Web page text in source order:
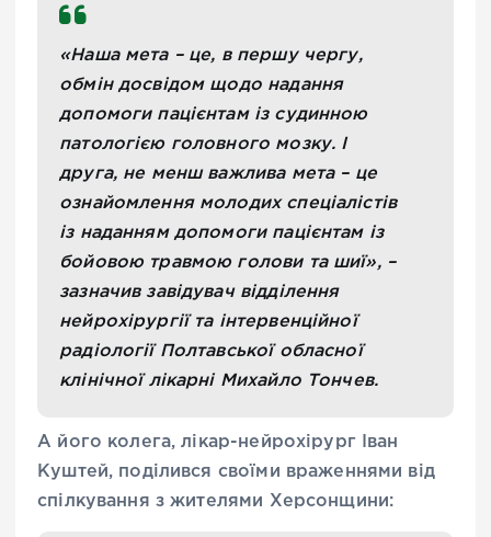
«Наша мета – це, в першу чергу,
обмін досвідом щодо надання
допомоги пацієнтам із судинною
патологією головного мозку. І
друга, не менш важлива мета – це
ознайомлення молодих спеціалістів
із наданням допомоги пацієнтам із
бойовою травмою голови та шиї», –
зазначив завідувач відділення
нейрохірургії та інтервенційної
радіології Полтавської обласної
клінічної лікарні Михайло Тончев.
А його колега, лікар-нейрохірург Іван
Куштей, поділився своїми враженнями від
спілкування з жителями Херсонщини: